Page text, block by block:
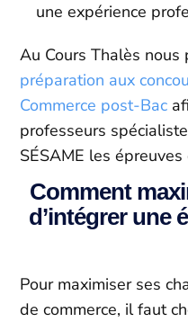
une expérience
Au Cours Thalès nous
préparation aux
Commerce post-Bac
professeurs
SÉSAME les
Comment
d’intégrer une
Pour maximiser ses
de commerce, il faut